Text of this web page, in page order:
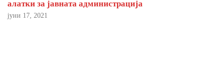
алатки за јавната администрација
јуни 17, 2021